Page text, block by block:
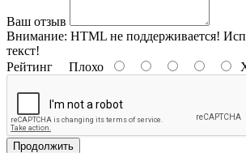
Ваш отзыв
Внимание: HTML не поддерживается!
текст!
Рейтинг Плохо
Продолжить